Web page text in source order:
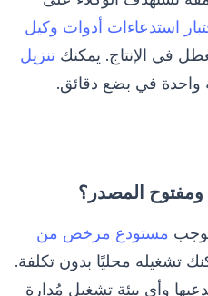
استدعاءات أدوات وكيل
في الإنتاج. يمكنك تنزيل
واحدة في بضع دقائق.
مستودع مرخص من
تشغيله محليًا بدون تكلفة.
وأي بيئة تشغيل مُدارة